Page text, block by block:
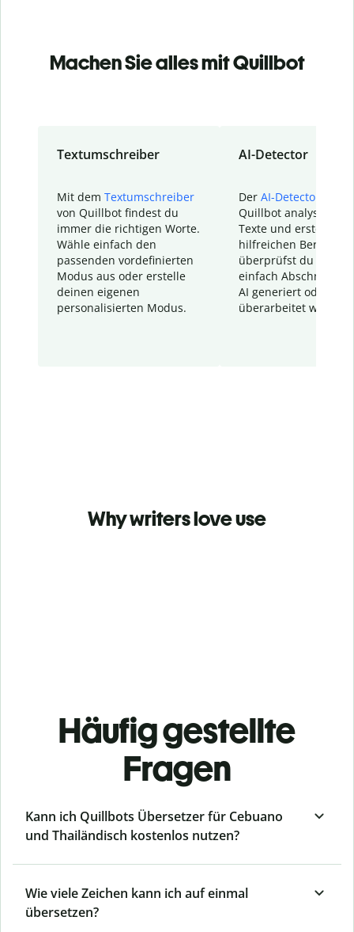
Machen Sie alles mit Quillbot
Textumschreiber
Mit dem Textumschreiber
von Quillbot findest du
immer die richtigen Worte.
Wähle einfach den
passenden vordefinierten
Modus aus oder erstelle
deinen eigenen
personalisierten Modus.
AI-Detector
Der AI-Detector
Quillbot analysiert
Texte und erstellt
hilfreichen Bericht.
überprüfst du
einfach Abschnitte,
AI generiert oder
überarbeitet wurden.
Why writers love use
Häufig gestellte
Fragen
Kann ich Quillbots Übersetzer für Cebuano
und Thailändisch kostenlos nutzen?
Wie viele Zeichen kann ich auf einmal
übersetzen?